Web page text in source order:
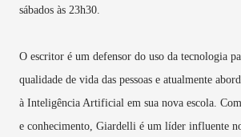
sábados às 23h30.
O escritor é um defensor do uso da tecnologia
qualidade de vida das pessoas e atualmente
à Inteligência Artificial em sua nova escola.
e conhecimento, Giardelli é um líder influente